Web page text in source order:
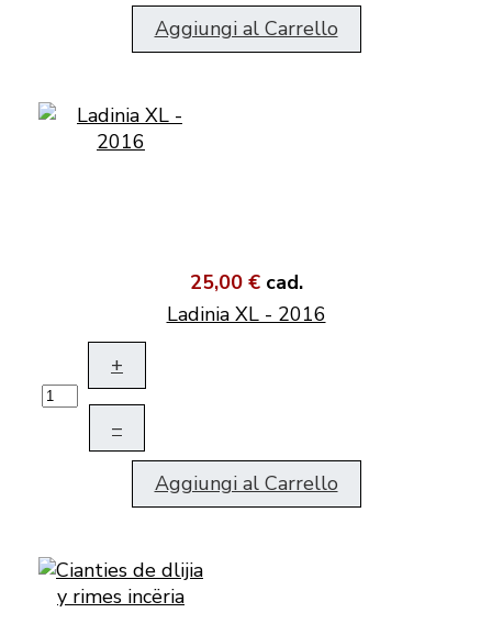
Aggiungi al Carrello
25,00 € cad.
Ladinia XL - 2016
+
–
Aggiungi al Carrello